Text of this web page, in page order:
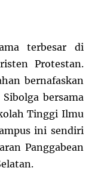
terbesar di
Protestan.
bernafaskan
bersama
Tinggi Ilmu
ini sendiri
Panggabean